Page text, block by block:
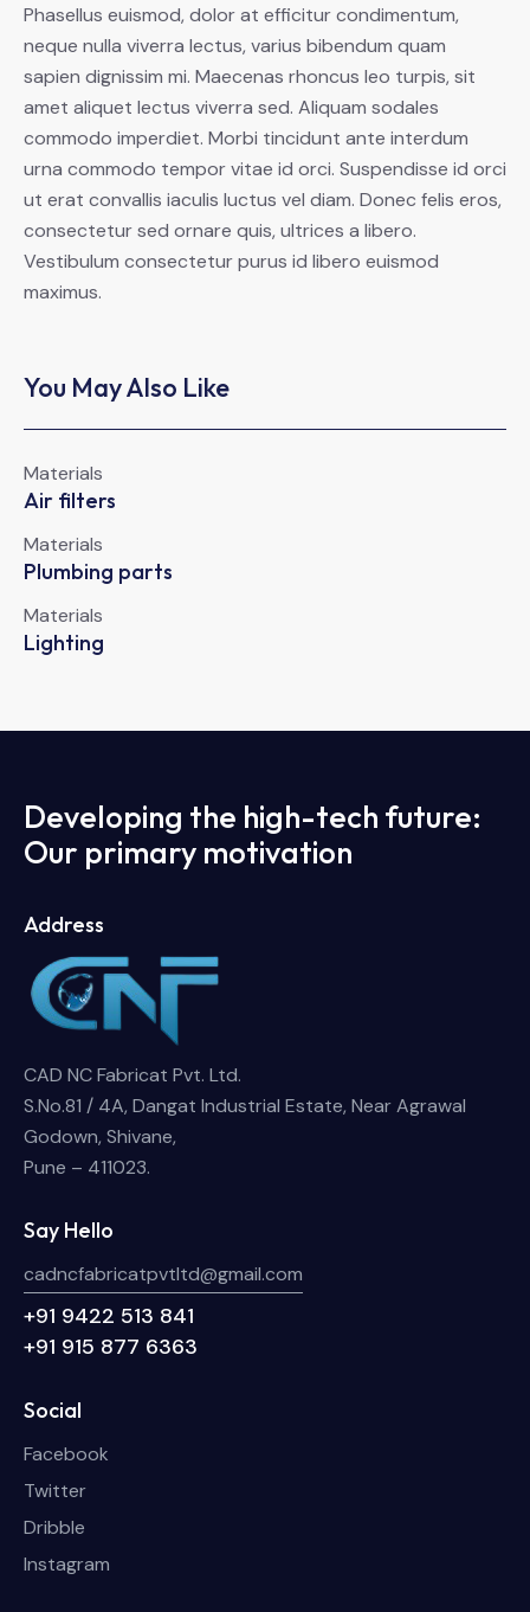
Phasellus euismod, dolor at efficitur condimentum,
neque nulla viverra lectus, varius bibendum quam
sapien dignissim mi. Maecenas rhoncus leo turpis, sit
amet aliquet lectus viverra sed. Aliquam sodales
commodo imperdiet. Morbi tincidunt ante interdum
urna commodo tempor vitae id orci. Suspendisse id orci
ut erat convallis iaculis luctus vel diam. Donec felis eros,
consectetur sed ornare quis, ultrices a libero.
Vestibulum consectetur purus id libero euismod
maximus.
You May Also Like
Materials
Air filters
Materials
Plumbing parts
Materials
Lighting
Developing the high-tech future:
Our primary motivation
Address
CAD NC Fabricat Pvt. Ltd.
S.No.81 / 4A, Dangat Industrial Estate, Near Agrawal
Godown, Shivane,
Pune – 411023.
Say Hello
cadncfabricatpvtltd@gmail.com
+91 9422 513 841
+91 915 877 6363
Social
Facebook
Twitter
Dribble
Instagram